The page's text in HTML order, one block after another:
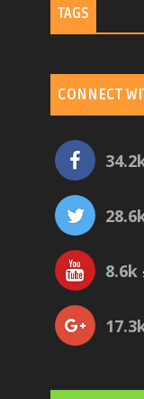
TAGS
CONNECT
8.6k